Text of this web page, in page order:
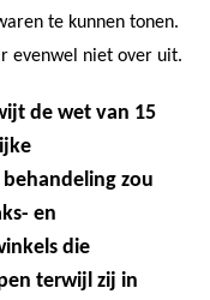
te kunnen tonen.
evenwel niet over uit.
de wet van 15
zou
en
die
terwijl zij in